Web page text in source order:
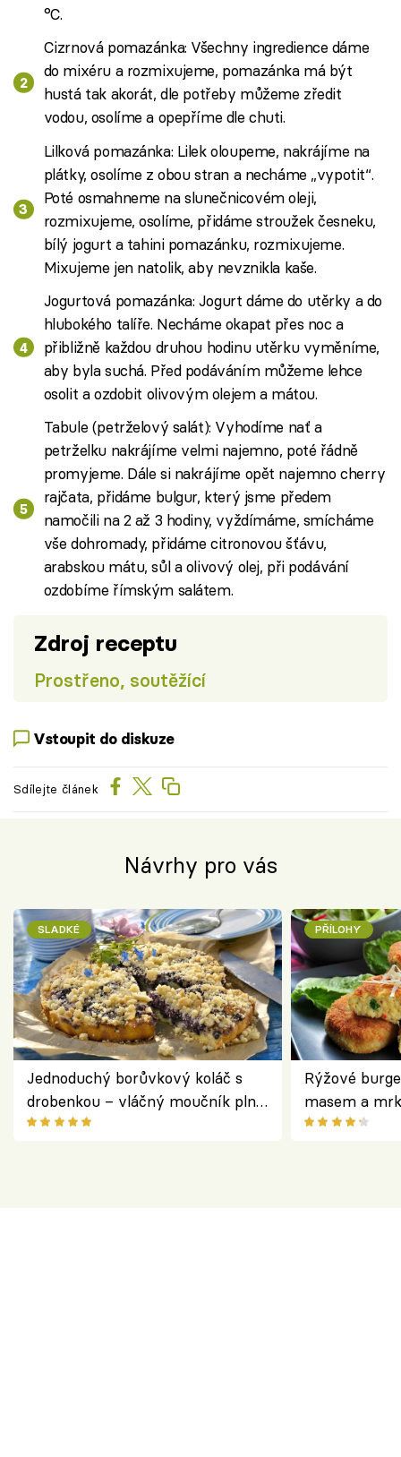
°C.
Cizrnová pomazánka: Všechny ingredience dáme
do mixéru a rozmixujeme, pomazánka má být
hustá tak akorát, dle potřeby můžeme zředit
vodou, osolíme a opepříme dle chuti.
Lilková pomazánka: Lilek oloupeme, nakrájíme na
plátky, osolíme z obou stran a necháme „vypotit“.
Poté osmahneme na slunečnicovém oleji,
rozmixujeme, osolíme, přidáme stroužek česneku,
bílý jogurt a tahini pomazánku, rozmixujeme.
Mixujeme jen natolik, aby nevznikla kaše.
Jogurtová pomazánka: Jogurt dáme do utěrky a do
hlubokého talíře. Necháme okapat přes noc a
přibližně každou druhou hodinu utěrku vyměníme,
aby byla suchá. Před podáváním můžeme lehce
osolit a ozdobit olivovým olejem a mátou.
Tabule (petrželový salát): Vyhodíme nať a
petrželku nakrájíme velmi najemno, poté řádně
promyjeme. Dále si nakrájíme opět najemno cherry
rajčata, přidáme bulgur, který jsme předem
namočili na 2 až 3 hodiny, vyždímáme, smícháme
vše dohromady, přidáme citronovou šťávu,
arabskou mátu, sůl a olivový olej, při podávání
ozdobíme římským salátem.
Zdroj receptu
Prostřeno, soutěžící
Vstoupit do diskuze
Sdílejte článek
Návrhy pro vás
SLADKÉ
Jednoduchý borůvkový koláč s
drobenkou – vláčný moučník plný
ovoce
PŘÍLOHY
Rýžové
masem a
salátem –